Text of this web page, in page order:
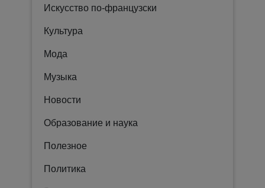
Искусство по-французски
Культура
Мода
Музыка
Новости
Образование и наука
Полезное
Политика